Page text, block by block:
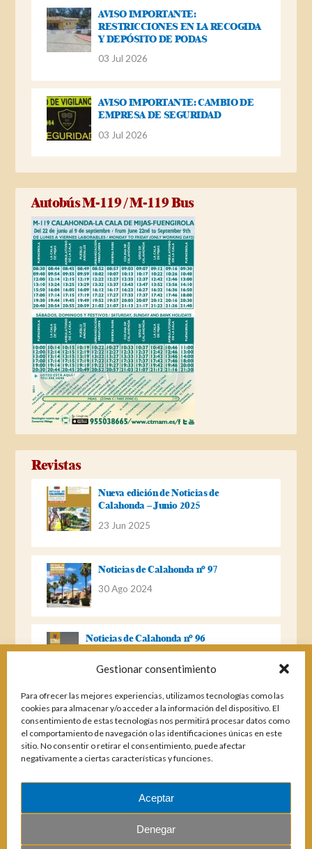
Gestionar consentimiento
Para ofrecer las mejores experiencias, utilizamos tecnologías como las
cookies para almacenar y/o acceder a la información del dispositivo. El
consentimiento de estas tecnologías nos permitirá procesar datos como
el comportamiento de navegación o las identificaciones únicas en este
sitio. No consentir o retirar el consentimiento, puede afectar
negativamente a ciertas características y funciones.
Aceptar
Denegar
AVISO IMPORTANTE:
RESTRICCIONES EN LA RECOGIDA
Y DEPÓSITO DE PODAS
03 Jul 2026
AVISO IMPORTANTE: CAMBIO DE
EMPRESA DE SEGURIDAD
03 Jul 2026
Autobús M-119 / M-119 Bus
Revistas
Nueva edición de Noticias de
Calahonda – Junio 2025
23 Jun 2025
Noticias de Calahonda nº 97
30 Ago 2024
Noticias de Calahonda nº 96
Noticias de Calahonda Nº 95
04 Ene 2023